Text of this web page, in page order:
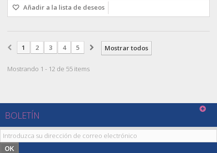
Añadir a la lista de deseos
Mostrar todos
1 2 3 4 5
Mostrando 1 - 12 de 55 items
BOLETÍN
OK